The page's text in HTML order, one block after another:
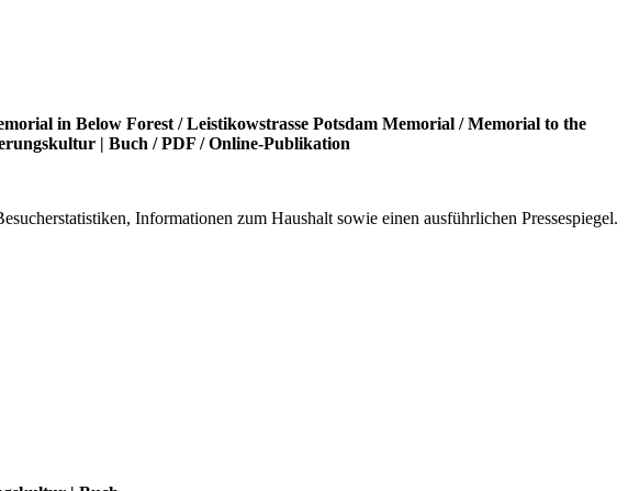
in Below Forest/Leistikowstrasse Potsdam Memorial /Memorial to the
| Buch /PDF /Online-Publikation
Informationen zum Haushalt sowie einen ausführlichen Pressespiegel.